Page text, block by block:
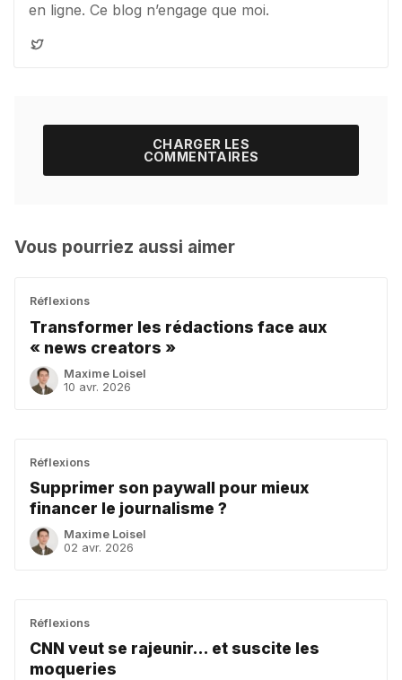
en ligne. Ce blog n’engage que moi.
CHARGER LES
COMMENTAIRES
Vous pourriez aussi aimer
Réflexions
Transformer les rédactions face aux
« news creators »
Maxime Loisel
10 avr. 2026
Réflexions
Supprimer son paywall pour mieux
financer le journalisme ?
Maxime Loisel
02 avr. 2026
Réflexions
CNN veut se rajeunir... et suscite les
moqueries